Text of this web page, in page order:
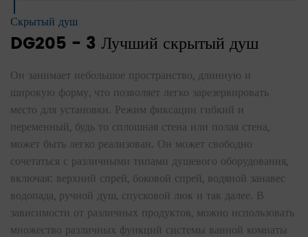
Скрытый душ
DG205 - 3 Лучший скрытый душ
Он занимает небольшое пространство, длинную и
широкую форму, что позволяет легко зарезервировать
место для установки. Режим фиксации гибкий и
переменный, будь то сплошная стена или полая стена,
может быть легко реализован. Он может свободно
сочетаться с различными типами душевого оборудования,
включая: верхний спрей, боковой спрей, водяной занавес
водопада, ручной душ, спусковой люк и так далее. В
зависимости от различных продуктов, можно использовать
множество различных функций системы ванной комнаты